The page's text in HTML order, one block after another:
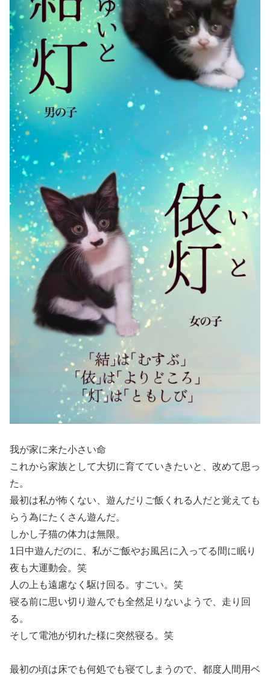
我が家に来た小さい命
これから家族として大切に育てていきたいと、改めて思っ
た。
最初は私が怖くない、遊んだりご飯くれる人だと覚えても
らう為にたくさん遊んだ。
しかし子猫の体力は無限。
1日中遊んだのに、私がご飯やお風呂に入ってる間に眠り
夜も大運動会。笑
人の上も遠慮なく駆け回る。すごい。笑
寝る前に思い切り遊んでも全然足りないようで、走り回
る。
そして電池が切れた様に突然寝る。笑
最初の頃は床でも何処でも寝てしまうので、都度人間用ベ